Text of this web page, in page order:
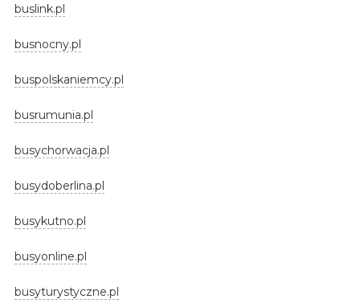
buslink.pl
busnocny.pl
buspolskaniemcy.pl
busrumunia.pl
busychorwacja.pl
busydoberlina.pl
busykutno.pl
busyonline.pl
busyturystyczne.pl